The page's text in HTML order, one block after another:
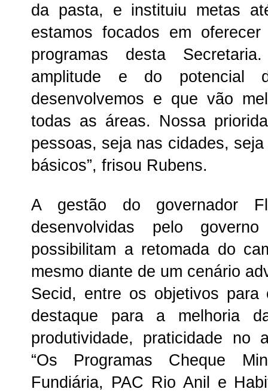
da pasta, e instituiu metas
estamos focados em
programas desta
amplitude e do potencial
desenvolvemos e que vão
todas as áreas. Nossa
pessoas, seja nas cidades,
básicos”, frisou Rubens.
A gestão do governador
desenvolvidas pelo
possibilitam a retomada do
mesmo diante de um cenário
Secid, entre os objetivos
destaque para a melhoria
produtividade, praticidade no
“Os Programas Cheque
Fundiária, PAC Rio Anil e